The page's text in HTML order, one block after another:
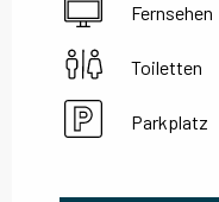
Fernsehen
Toiletten
Parkplatz